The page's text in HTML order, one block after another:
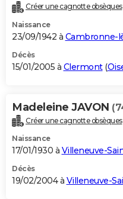
Créer une cagnotte obsèques
Naissance
23/09/1942 à Cambronne-
Décès
15/01/2005 à Clermont(
Madeleine JAVON
Créer une cagnotte obsèques
Naissance
17/01/1930 à Villeneuve-
Décès
19/02/2004 à Villeneuve-